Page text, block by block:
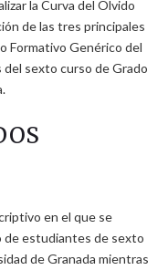
la Curva del Olvido
de las tres principales
Formativo Genérico del
del sexto curso de Grado
en el que se
de estudiantes de sexto
de Granada mientras